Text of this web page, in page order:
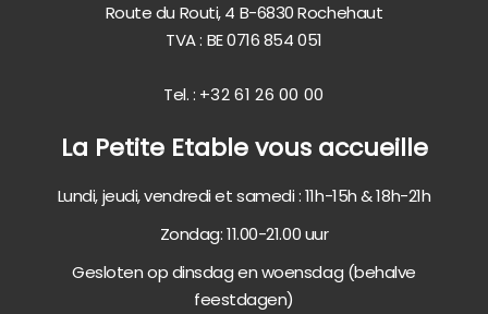
Route du Routi, 4 B-6830 Rochehaut
TVA : BE 0716 854 051
Tel. : +32 61 26 00 00
La Petite Etable vous accueille
Lundi, jeudi, vendredi et samedi : 11h-15h & 18h-21h
Zondag: 11.00-21.00 uur
Gesloten op dinsdag en woensdag (behalve
feestdagen)